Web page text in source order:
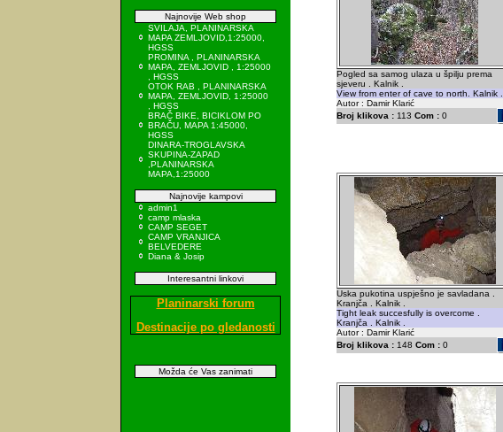
Najnovije Web shop
SVILAJA, PLANINARSKA
MAPA ZEMLJOVID,1:25000,
HGSS
PROMINA , PLANINARSKA
MAPA, ZEMLJOVID , 1:25000
, HGSS
OTOK RAB , PLANINARSKA
MAPA, ZEMLJOVID, 1:25000
, HGSS
BRAČ BIKE, BICIKLOM PO
BRAČU, MAPA 1:45000,
HGSS
DINARA-TROGLAVSKA
SKUPINA-ZAPAD
,PLANINARSKA
MAPA,1:25000
Najnovije kampovi
admin1
camp mlaska
CAMP SEGET
CAMP VRANJICA
BELVEDERE
Diana & Josip
Interesantni linkovi
Planinarski forum
Destinacije po gledanosti
Možda će Vas zanimati
Pogled sa samog ulaza u špilju prema
sjeveru . Kalnik .
View from enter of cave to north. Kalnik .
Autor : Damir Klarić
Broj klikova : 113 Com : 0
Uska pukotina uspješno je savladana .
Kranjča . Kalnik .
Tight leak succesfully is overcome .
Kranjča . Kalnik .
Autor : Damir Klarić
Broj klikova : 148 Com : 0